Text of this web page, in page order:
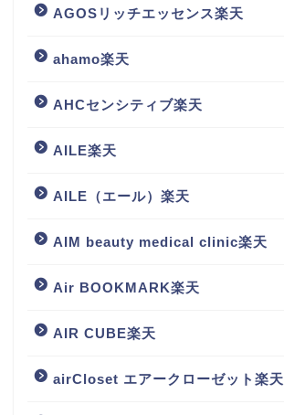
AGOSリッチエッセンス楽天
ahamo楽天
AHCセンシティブ楽天
AILE楽天
AILE（エール）楽天
AIM beauty medical clinic楽天
Air BOOKMARK楽天
AIR CUBE楽天
airCloset エアークローゼット楽天